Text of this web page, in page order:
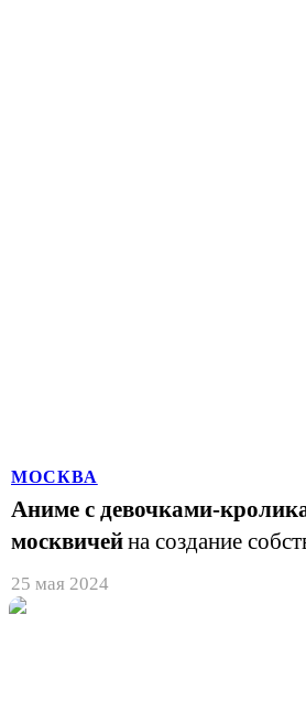
МОСКВА
Аниме с девочками-
москвичейна создание
25 мая 2024